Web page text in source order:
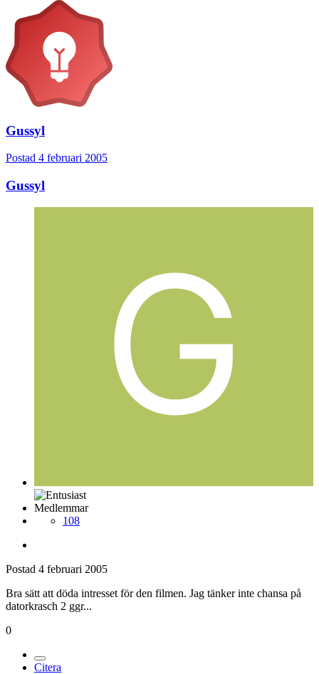
Gussyl
Postad 4 februari 2005
Gussyl
Medlemmar
108
Postad 4 februari 2005
Bra sätt att döda intresset för den filmen. Jag tänker inte chansa på
datorkrasch 2 ggr...
0
Citera